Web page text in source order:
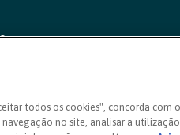
todos os cookies", concorda com
no site, analisar a